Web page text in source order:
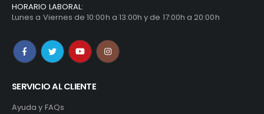
HORARIO LABORAL:
Lunes a Viernes de 10:00h a 13:00h y de 17:00h a 20:00h
SERVICIO AL CLIENTE
Ayuda y FAQs